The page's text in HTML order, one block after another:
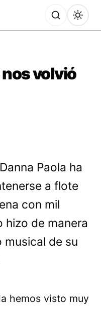
nos volvió
Paola ha
a flote
con mil
hizo de manera
musical de su
hemos visto muy